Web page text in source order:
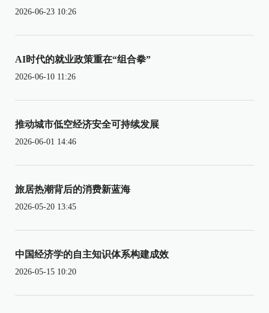
2026-06-23 10:26
AI时代的就业政策重在“组合拳”
2026-06-10 11:26
推动城市低空经济安全可持续发展
2026-06-01 14:46
旅居热潮背后的消费新蓝海
2026-05-20 13:45
中国经济学的自主知识体系构建成效
2026-05-15 10:20